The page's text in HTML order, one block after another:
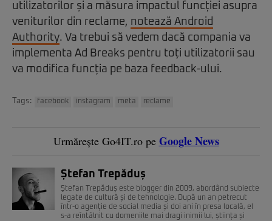
utilizatorilor și a măsura impactul funcției asupra
veniturilor din reclame, notează Android
Authority. Va trebui să vedem dacă compania va
implementa Ad Breaks pentru toți utilizatorii sau
va modifica funcția pe baza feedback-ului.
Tags: facebook instagram meta reclame
Urmărește Go4IT.ro pe Google News
Ștefan Trepăduș
Ştefan Trepăduș este blogger din 2009, abordând subiecte
legate de cultură și de tehnologie. După un an petrecut
într-o agenție de social media și doi ani în presa locală, el
s-a reîntâlnit cu domeniile mai dragi inimii lui, știința și